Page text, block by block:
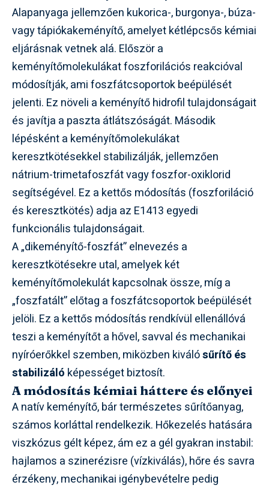
Alapanyaga jellemzően kukorica-, burgonya-, búza-
vagy tápiókakeményítő, amelyet kétlépcsős kémiai
eljárásnak vetnek alá. Először a
keményítőmolekulákat foszforilációs reakcióval
módosítják, ami foszfátcsoportok beépülését
jelenti. Ez növeli a keményítő hidrofil tulajdonságait
és javítja a paszta átlátszóságát. Második
lépésként a keményítőmolekulákat
keresztkötésekkel stabilizálják, jellemzően
nátrium-trimetafoszfát vagy foszfor-oxiklorid
segítségével. Ez a kettős módosítás (foszforiláció
és keresztkötés) adja az E1413 egyedi
funkcionális tulajdonságait.
A „dikeményítő-foszfát” elnevezés a
keresztkötésekre utal, amelyek két
keményítőmolekulát kapcsolnak össze, míg a
„foszfatált” előtag a foszfátcsoportok beépülését
jelöli. Ez a kettős módosítás rendkívül ellenállóvá
teszi a keményítőt a hővel, savval és mechanikai
nyíróerőkkel szemben, miközben kiválósűrítő és
stabilizáló képességet biztosít.
A módosítás kémiai háttere és előnyei
A natív keményítő, bár természetes sűrítőanyag,
számos korláttal rendelkezik. Hőkezelés hatására
viszkózus gélt képez, ám ez a gél gyakran instabil:
hajlamos a szinerézisre (vízkiválás), hőre és savra
érzékeny, mechanikai igénybevételre pedig